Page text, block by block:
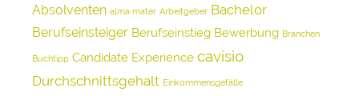
Absolventen alma mater Arbeitgeber Bachelor
Berufseinsteiger Berufseinstieg Bewerbung Branchen
Buchtipp Candidate Experience cavisio
Durchschnittsgehalt Einkommensgefälle